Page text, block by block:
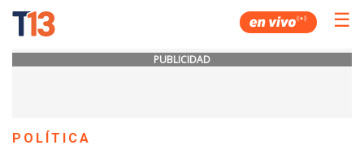
☰
PUBLICIDAD
POLÍTICA